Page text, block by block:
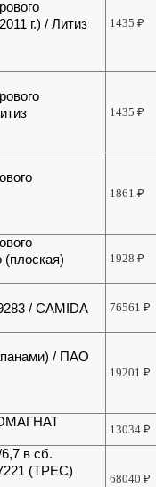
г.) / Литиз
1435₽
1435₽
1861₽
(плоская)
1928₽
/ CAMIDA
76561₽
/ ПАО
19201₽
13034₽
в сб.
(ТРЕС)
68040₽